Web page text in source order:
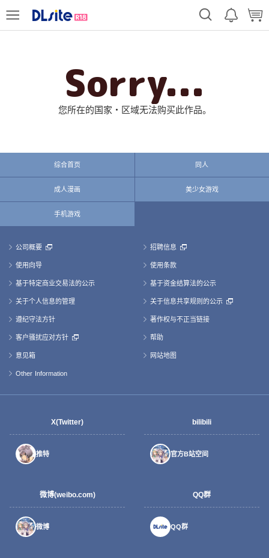
Sorry...
您所在的国家・区域无法购买此作品。
综合首页 同人
成人漫画 美少女游戏
手机游戏
公司概要 招聘信息
使用向导 使用条款
基于特定商业交易法的公示 基于资金结算法的公示
关于个人信息的管理 关于信息共享规则的公示
遵纪守法方针 著作权与不正当链接
客户骚扰应对方针 帮助
意见箱 网站地图
Other Information
X(Twitter)
推特
bilibili
官方B站空间
微博(weibo.com)
微博
QQ群
QQ群